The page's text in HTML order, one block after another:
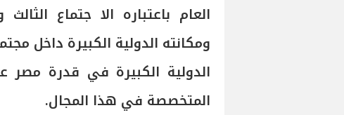
العام باعتباره الا جتماع
ومكانته الدولية الكبيرة داخل
الدولية الكبيرة في قدرة مصر
المتخصصة في هذا المجال.